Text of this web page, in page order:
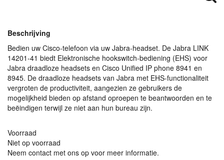
Beschrijving
Bedien uw Cisco-telefoon via uw Jabra-headset. De Jabra LINK
14201-41 biedt Elektronische hookswitch-bediening (EHS) voor
Jabra draadloze headsets en Cisco Unified IP phone 8941 en
8945. De draadloze headsets van Jabra met EHS-functionaliteit
vergroten de productiviteit, aangezien ze gebruikers de
mogelijkheid bieden op afstand oproepen te beantwoorden en te
beëindigen terwijl ze niet aan hun bureau zijn.
Voorraad
Niet op voorraad
Neem contact met ons op voor meer informatie.